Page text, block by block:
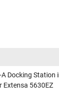
Docking Station
Extensa 5630EZ